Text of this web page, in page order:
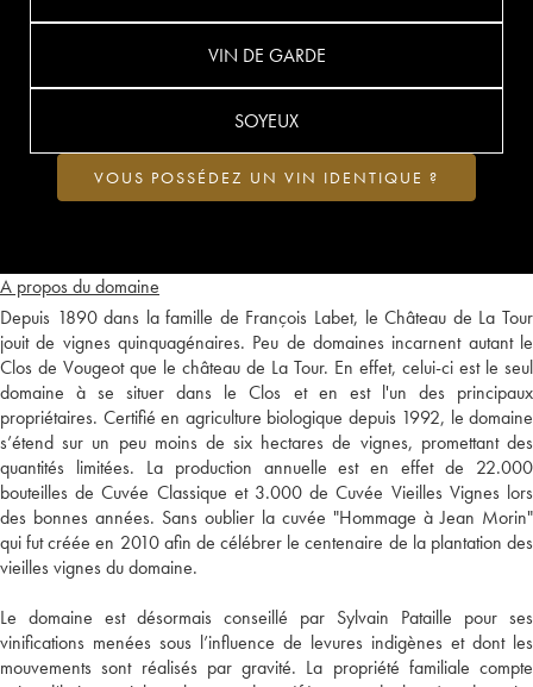
A propos du domaine
Depuis 1890 dans la famille de François Labet, le Château de La Tour
jouit de vignes quinquagénaires. Peu de domaines incarnent autant le
Clos de Vougeot que le château de La Tour. En effet, celui-ci est le seul
domaine à se situer dans le Clos et en est l'un des principaux
propriétaires. Certifié en agriculture biologique depuis 1992, le domaine
s’étend sur un peu moins de six hectares de vignes, promettant des
quantités limitées. La production annuelle est en effet de 22.000
bouteilles de Cuvée Classique et 3.000 de Cuvée Vieilles Vignes lors
des bonnes années. Sans oublier la cuvée "Hommage à Jean Morin"
qui fut créée en 2010 afin de célébrer le centenaire de la plantation des
vieilles vignes du domaine.
Le domaine est désormais conseillé par Sylvain Pataille pour ses
vinifications menées sous l’influence de levures indigènes et dont les
mouvements sont réalisés par gravité. La propriété familiale compte
VIN DE GARDE
SOYEUX
VOUS POSSÉDEZ UN VIN IDENTIQUE ?